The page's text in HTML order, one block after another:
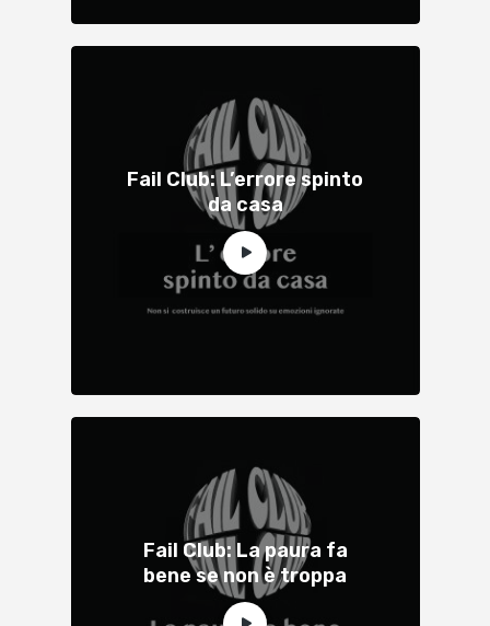
Fail Club: L’errore spinto
da casa
Fail Club: La paura fa
bene se non è troppa